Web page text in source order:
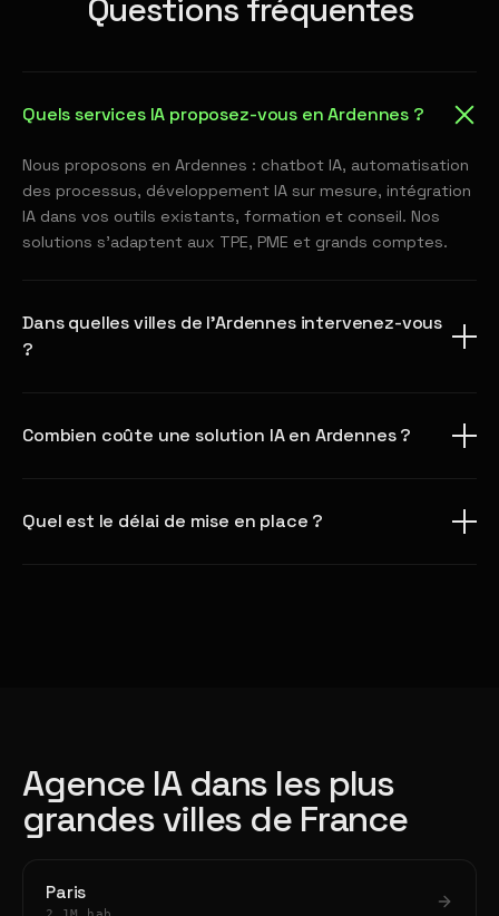
Questions fréquentes
Quels services IA proposez-vous en Ardennes ?
Nous proposons en Ardennes : chatbot IA, automatisation
des processus, développement IA sur mesure, intégration
IA dans vos outils existants, formation et conseil. Nos
solutions s'adaptent aux TPE, PME et grands comptes.
Dans quelles villes de l'Ardennes intervenez-vous
?
Combien coûte une solution IA en Ardennes ?
Quel est le délai de mise en place ?
Agence IA dans les plus
grandes villes de France
Paris